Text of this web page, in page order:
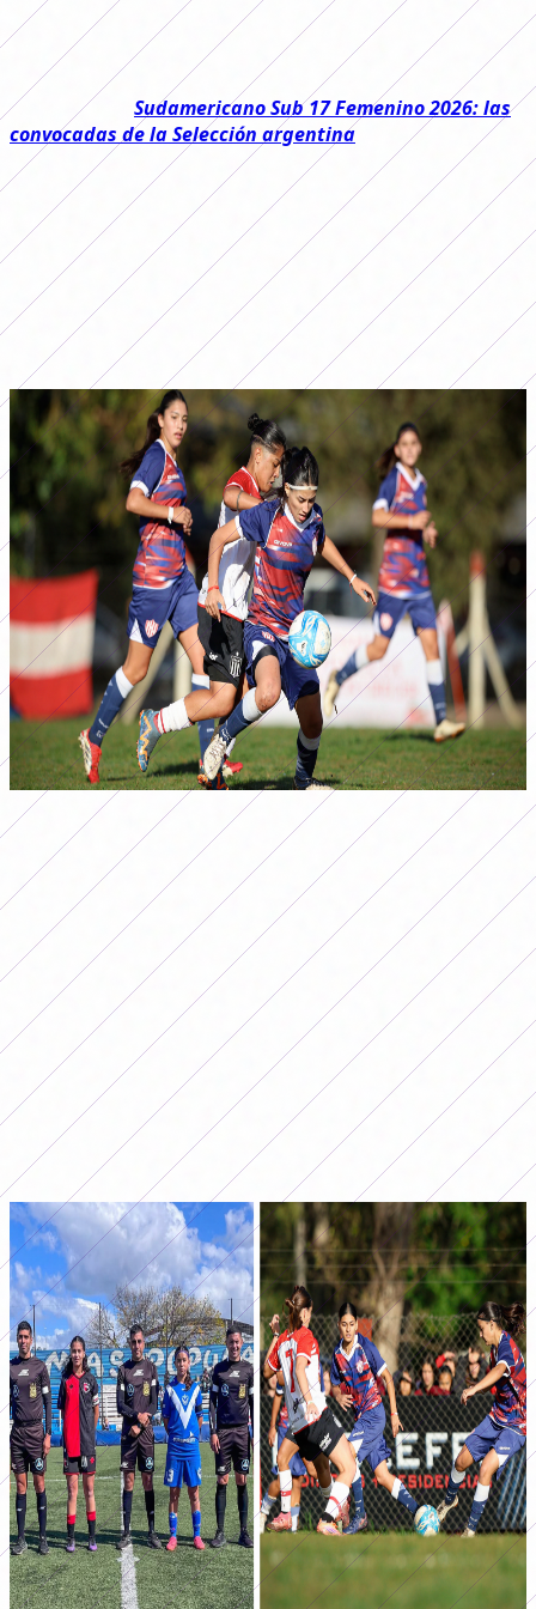
Juveniles Femeninas 2026en las categorías
Sub 19, Sub
16 y Sub 14
y te contamos todo lo que tenés que saber
de una
fecha cargada de resultados llamativos.
Leé también: Sudamericano Sub 17 Femenino 2026: las
convocadas de la Selección argentina
En la
Sub 19
uno de los resultados destacados fue la
goleada de Rosario Central sobre Ferro por 7 a 0.
Por su parte, San Lorenzo logró un triunfo por la mínima
frente a UAI, San Luis se quedó con la victoria 5- 0 ante
Lanús y también se destacaron triunfos como el de
Racing ante River, Vélez frente a Newells y Unión sobre
Estudiantes.
Partido Estudiantes Union (ph:@rogrimaux)
En la Sub 16
también hubo goleadas llamativas como el
11-0 de San Lorenzo frente a UAI y el 6-1 de Rosario
sobre Ferro.
Por su parte Boca le ganó a Independiente, River a
Racing y Banfield empató 2-2 con SAT en el Campo de
Deportes.
La Sub 14 tuvo los empates de Racing y River y de Boca
frente a Independiente. Entre los resultados más
destacados están la victoria de Banfield ante SAT, la de
Estudiantes contra Unión y de Lanús frente a San Luis.